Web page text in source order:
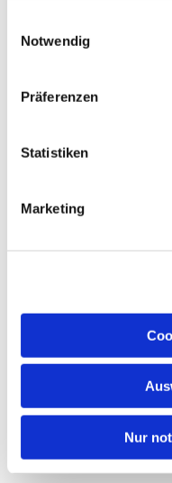
Notwendig
Präferenzen
Statistiken
Marketing
Nur